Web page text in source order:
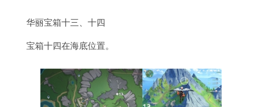
华丽宝箱十三、十四
宝箱十四在海底位置。